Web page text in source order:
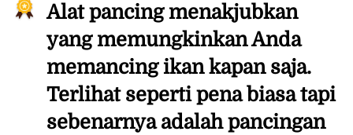
Alat pancing menakjubkan
yang memungkinkan Anda
memancing ikan kapan saja.
Terlihat seperti pena biasa tapi
sebenarnya adalah pancingan